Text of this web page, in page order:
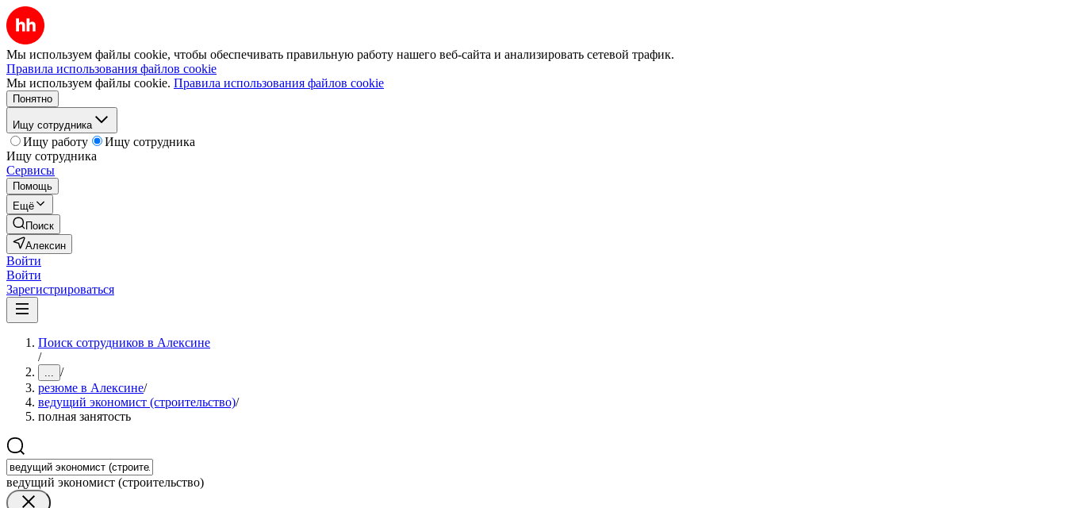
Мы используем файлы cookie, чтобы обеспечивать правильную работу нашего веб-сайта и анализировать сетевой трафик.
Правила использования файлов cookie
Мы используем файлы cookie. Правила использования файлов cookie
Понятно
Ищу сотрудника
Ищу работу
Ищу сотрудника
Ищу сотрудника
Сервисы
Помощь
Ещё
Поиск
Алексин
Войти
Войти
Зарегистрироваться
Поиск сотрудников в Алексине
/
... /
резюме в Алексине/
ведущий экономист (строительство)/
полная занятость
ведущий экономист (строительство)